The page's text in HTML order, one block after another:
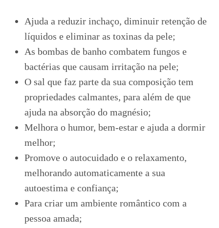
Ajuda a reduzir inchaço, diminuir retenção de
líquidos e eliminar as toxinas da pele;
As bombas de banho combatem fungos e
bactérias que causam irritação na pele;
O sal que faz parte da sua composição tem
propriedades calmantes, para além de que
ajuda na absorção do magnésio;
Melhora o humor, bem-estar e ajuda a dormir
melhor;
Promove o autocuidado e o relaxamento,
melhorando automaticamente a sua
autoestima e confiança;
Para criar um ambiente romântico com a
pessoa amada;